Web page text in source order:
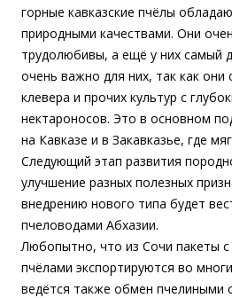
горные кавказские пчёлы
природными качествами. Они
трудолюбивы, а ещё у них самый
очень важно для них, так как они
клевера и прочих культур с
нектароносов. Это в основном
на Кавказе и в Закавказье, где
Следующий этап развития
улучшение разных полезных
внедрению нового типа будет
пчеловодами Абхазии.
Любопытно, что из Сочи пакеты с
пчёлами экспортируются во
ведётся также обмен пчелиными